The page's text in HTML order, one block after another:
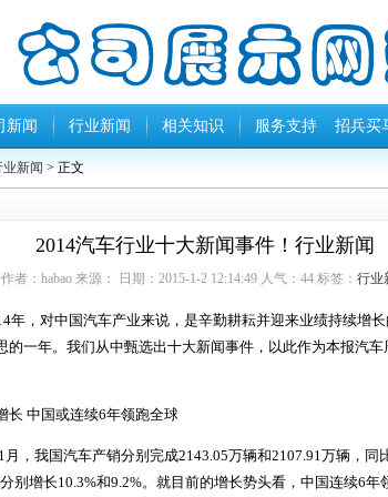
新闻 行业新闻 相关知识 服务支持 招兵买
业新闻 > 正文
2014汽车行业十大新闻事件！行业新闻
作者：habao 来源： 日期：2015-1-2 12:14:49 人气： 44标签： 行业
，对中国汽车产业来说，是辛勤耕耘并迎来业绩持续增长
的一年。我们从中甄选出十大新闻事件，以此作为本报汽
中国或连续6年领跑全球
我国汽车产销分别完成2143.05万辆和2107.91万辆，同
别增长10.3%和9.2%。就目前的增长势头看，中国连续6年